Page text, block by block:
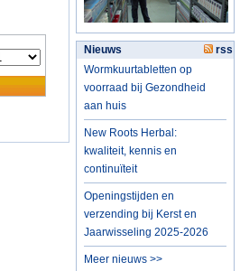
Nieuws
rss
Wormkuurtabletten op
voorraad bij Gezondheid
aan huis
New Roots Herbal:
kwaliteit, kennis en
continuïteit
Openingstijden en
verzending bij Kerst en
Jaarwisseling 2025-2026
Meer nieuws >>